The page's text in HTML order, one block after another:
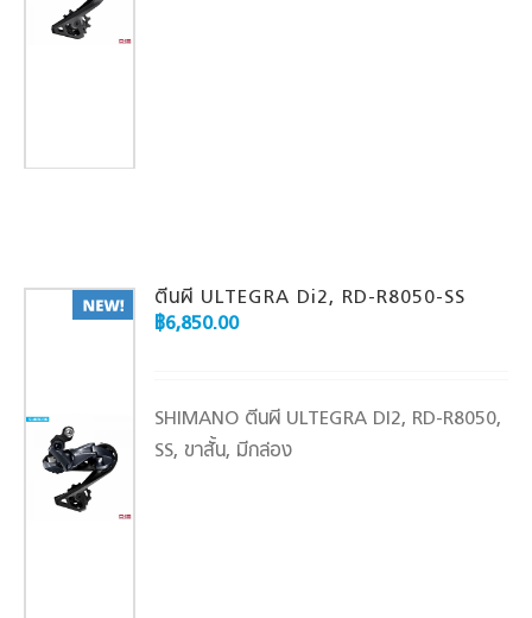
ตีนผี ULTEGRA Di2, RD-R8050-SS
฿6,850.00
SHIMANO ตีนผี ULTEGRA DI2, RD-R8050,
SS, ขาสั้น, มีกล่อง